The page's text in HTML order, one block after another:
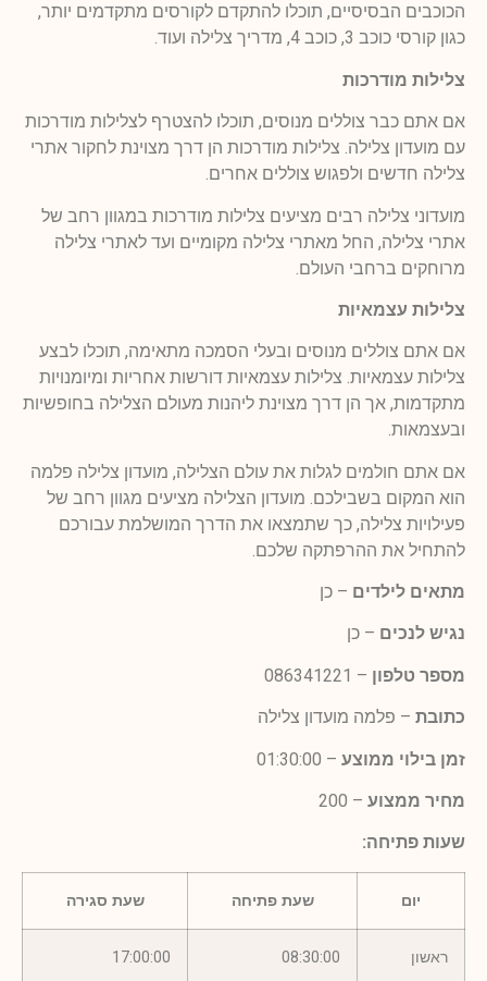
הכוכבים הבסיסיים, תוכלו להתקדם לקורסים מתקדמים יותר,
כגון קורסי כוכב 3, כוכב 4, מדריך צלילה ועוד.
צלילות מודרכות
אם אתם כבר צוללים מנוסים, תוכלו להצטרף לצלילות מודרכות
עם מועדון צלילה. צלילות מודרכות הן דרך מצוינת לחקור אתרי
צלילה חדשים ולפגוש צוללים אחרים.
מועדוני צלילה רבים מציעים צלילות מודרכות במגוון רחב של
אתרי צלילה, החל מאתרי צלילה מקומיים ועד לאתרי צלילה
מרוחקים ברחבי העולם.
צלילות עצמאיות
אם אתם צוללים מנוסים ובעלי הסמכה מתאימה, תוכלו לבצע
צלילות עצמאיות. צלילות עצמאיות דורשות אחריות ומיומנויות
מתקדמות, אך הן דרך מצוינת ליהנות מעולם הצלילה בחופשיות
ובעצמאות.
אם אתם חולמים לגלות את עולם הצלילה, מועדון צלילה פלמה
הוא המקום בשבילכם. מועדון הצלילה מציעים מגוון רחב של
פעילויות צלילה, כך שתמצאו את הדרך המושלמת עבורכם
להתחיל את ההרפתקה שלכם.
מתאים לילדים – כן
נגיש לנכים – כן
מספר טלפון –
086341221
כתובת – פלמה מועדון צלילה
זמן בילוי ממוצע – 01:30:00
מחיר ממצוע – 200
שעות פתיחה:
יום שעת פתיחה שעת סגירה
ראשון 08:30:00
17:00:00